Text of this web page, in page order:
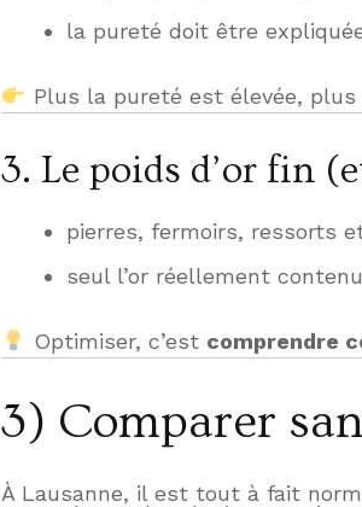
la pureté doit être
Plus la pureté est élevée,
3. Le poids d’or fin
pierres, fermoirs, ressorts
seul l’or réellement
Optimiser, c’est comprendre
3) Comparer
À Lausanne, il est tout à fait